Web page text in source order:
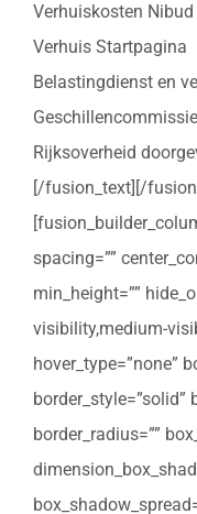
Verhuiskosten Nibud
Verhuis Startpagina
Belastingdienst en
Rijksoverheid
[/fusion_text][/
spacing=””
min_height=””
visibility,medium-
hover_type=”none”
border_style=”solid”
border_radius=””